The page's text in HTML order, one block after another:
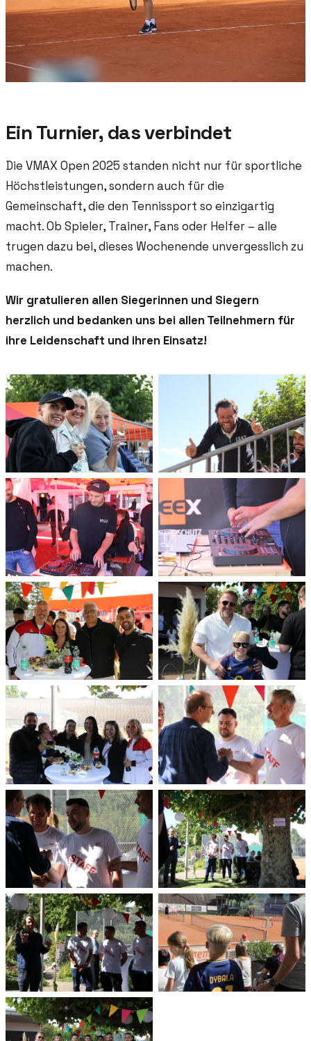
Ein Turnier, das verbindet
Die VMAX Open 2025 standen nicht nur für sportliche
Höchstleistungen, sondern auch für die
Gemeinschaft, die den Tennissport so einzigartig
macht. Ob Spieler, Trainer, Fans oder Helfer – alle
trugen dazu bei, dieses Wochenende unvergesslich zu
machen.
Wir gratulieren allen Siegerinnen und Siegern
herzlich und bedanken uns bei allen Teilnehmern für
ihre Leidenschaft und ihren Einsatz!